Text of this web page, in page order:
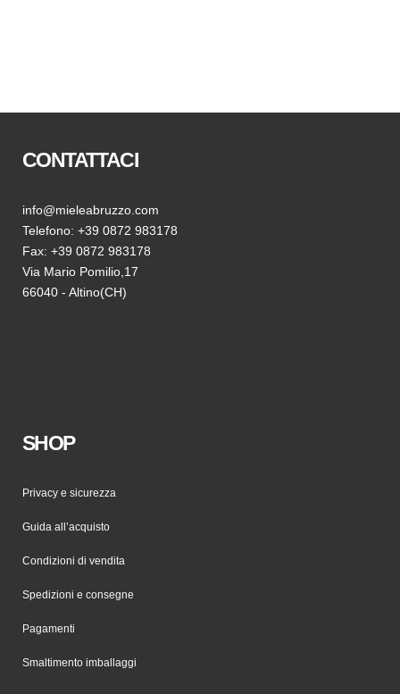
CONTATTACI
info@mieleabruzzo.com
Telefono: +39 0872 983178
Fax: +39 0872 983178
Via Mario Pomilio,17
66040 - Altino(CH)
SHOP
Privacy e sicurezza
Guida all’acquisto
Condizioni di vendita
Spedizioni e consegne
Pagamenti
Smaltimento imballaggi